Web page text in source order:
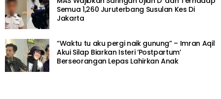
Semua 1,260 Juruterbang Susulan Kes Di
Jakarta
“Waktu tu aku pergi naik gunung” – Imran Aqil
Akui Silap Biarkan Isteri ‘Postpartum’
Berseorangan Lepas Lahirkan Anak